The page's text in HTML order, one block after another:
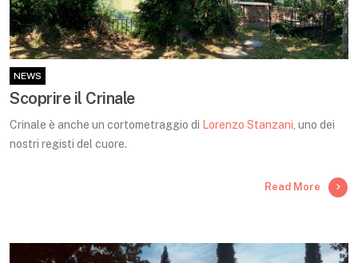
NEWS
Scoprire il Crinale
Crinale è anche un cortometraggio di Lorenzo Stanzani , uno dei
nostri registi del cuore.
Read More